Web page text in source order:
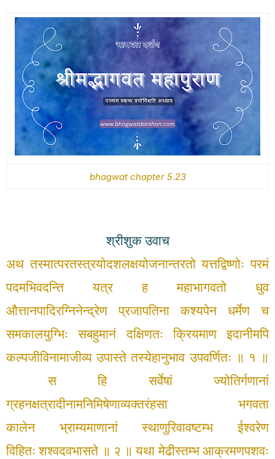
bhagwat chapter 5.23
श्रीशुक उवाच
अथ तस्मात्परतस्त्रयोदशलक्षयोजनान्तरतोयत्तद्विष्णोः परमं
पदमभिवदन्ति यत्र ह महाभागवतो धुव
औत्तानपादिरग्निनेन्द्रेण प्रजापतिना कश्यपेन धर्मेण च
समकालयुग्भिः सबहुमानं दक्षिणतःक्रियमाण इदानीमपि
कल्पजीविनामाजीव्यउपास्ते तस्येहानुभाव उपवर्णितः ॥ १ ॥
स हि सर्वेषां ज्योतिर्गणानां
ग्रहनक्षत्रादीनामनिमिषेणाव्यक्तरंहसा भगवता
कालेन भ्राम्यमाणानां स्थाणुरिवावष्टम्भ ईश्वरेण
विहितःशश्वदवभासते ॥ २ ॥यथा मेढीस्तम्भ आक्रमणपशवः